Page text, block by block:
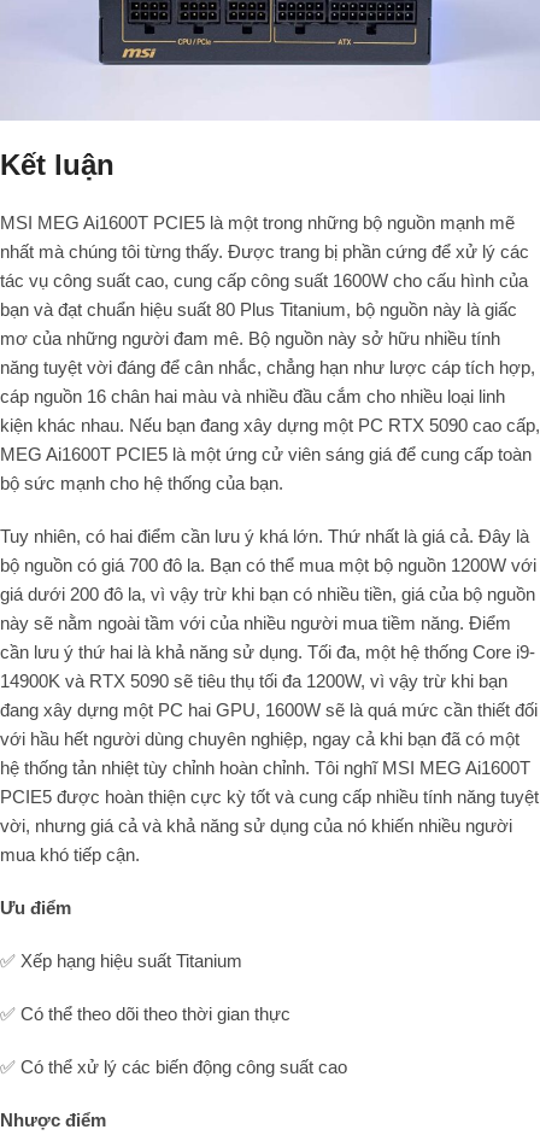
Kết luận
MSI MEG Ai1600T PCIE5 là một trong những bộ nguồn mạnh mẽ
nhất mà chúng tôi từng thấy. Được trang bị phần cứng để xử lý các
tác vụ công suất cao, cung cấp công suất 1600W cho cấu hình của
bạn và đạt chuẩn hiệu suất 80 Plus Titanium, bộ nguồn này là giấc
mơ của những người đam mê. Bộ nguồn này sở hữu nhiều tính
năng tuyệt vời đáng để cân nhắc, chẳng hạn như lược cáp tích hợp,
cáp nguồn 16 chân hai màu và nhiều đầu cắm cho nhiều loại linh
kiện khác nhau. Nếu bạn đang xây dựng một PC RTX 5090 cao cấp,
MEG Ai1600T PCIE5 là một ứng cử viên sáng giá để cung cấp toàn
bộ sức mạnh cho hệ thống của bạn.
Tuy nhiên, có hai điểm cần lưu ý khá lớn. Thứ nhất là giá cả. Đây là
bộ nguồn có giá 700 đô la. Bạn có thể mua một bộ nguồn 1200W với
giá dưới 200 đô la, vì vậy trừ khi bạn có nhiều tiền, giá của bộ nguồn
này sẽ nằm ngoài tầm với của nhiều người mua tiềm năng. Điểm
cần lưu ý thứ hai là khả năng sử dụng. Tối đa, một hệ thống Core i9-
14900K và RTX 5090 sẽ tiêu thụ tối đa 1200W, vì vậy trừ khi bạn
đang xây dựng một PC hai GPU, 1600W sẽ là quá mức cần thiết đối
với hầu hết người dùng chuyên nghiệp, ngay cả khi bạn đã có một
hệ thống tản nhiệt tùy chỉnh hoàn chỉnh. Tôi nghĩ MSI MEG Ai1600T
PCIE5 được hoàn thiện cực kỳ tốt và cung cấp nhiều tính năng tuyệt
vời, nhưng giá cả và khả năng sử dụng của nó khiến nhiều người
mua khó tiếp cận.
Ưu điểm
✅ Xếp hạng hiệu suất Titanium
✅ Có thể theo dõi theo thời gian thực
✅ Có thể xử lý các biến động công suất cao
Nhược điểm